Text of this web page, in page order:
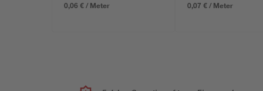
0,06 € / Meter 0,07 € / Meter